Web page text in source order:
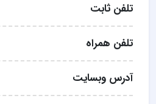
تلفن ثابت
تلفن همراه
آدرس وبسایت